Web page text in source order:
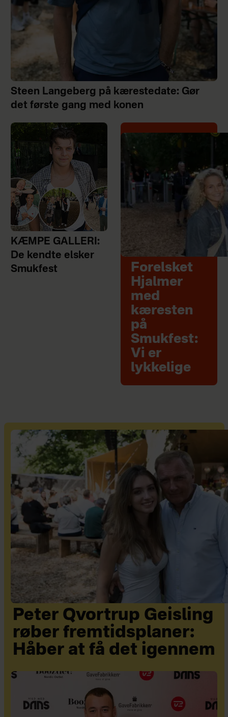
Steen Langeberg på kærestedate: Gør
det første gang med konen
KÆMPE GALLERI:
De kendte elsker
Smukfest
Forelsket
Hjalmer
med
kæresten
på
Smukfest:
Vi er
lykkelige
Peter Qvortrup Geisling
røber fremtidsplaner:
Håber at få det igennem